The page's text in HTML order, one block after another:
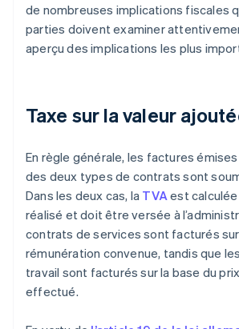
de nombreuses implications fiscales
parties doivent examiner
aperçu des implications les plus
Taxe sur la valeur
En règle générale, les factures
des deux types de contrats sont
Dans les deux cas, la TVAest
réalisé et doit être versée à
contrats de services sont facturés
rémunération convenue, tandis que
travail sont facturés sur la base du
effectué.